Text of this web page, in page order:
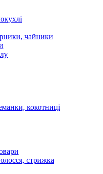
чайники
кокотниці
стрижка